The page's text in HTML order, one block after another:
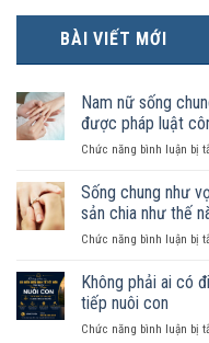
BÀI VIẾT MỚI
Nam nữ sống
được pháp luật
Chức năng bình luận bị
Sống chung như
sản chia như thế
Chức năng bình luận bị
Không phải ai có
tiếp nuôi con
Chức năng bình luận bị